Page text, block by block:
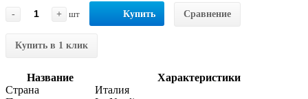
-
+ шт Купить Сравнение
Купить в 1 клик
Название
Характеристики
Страна
Италия